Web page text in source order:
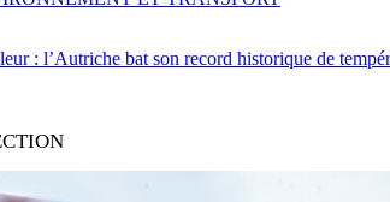
: l’Autriche bat son record historique de